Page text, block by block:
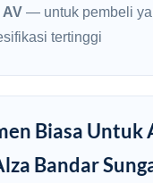
AV— untuk pembeli
tertinggi
Biasa Untuk
Bandar